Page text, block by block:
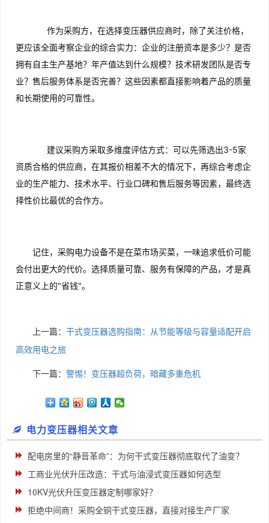
作为采购方，在选择变压器供应商时，除了关注价格，
更应该全面考察企业的综合实力：企业的注册资本是多少？是否
拥有自主生产基地？年产值达到什么规模？技术研发团队是否专
业？售后服务体系是否完善？这些因素都直接影响着产品的质量
和长期使用的可靠性。
建议采购方采取多维度评估方式：可以先筛选出3-5家
资质合格的供应商，在其报价相差不大的情况下，再综合考虑企
业的生产能力、技术水平、行业口碑和售后服务等因素，最终选
择性价比最优的合作方。
记住，采购电力设备不是在菜市场买菜，一味追求低价可能
会付出更大的代价。选择质量可靠、服务有保障的产品，才是真
正意义上的"省钱"。
上一篇： 干式变压器选购指南：从节能等级与容量适配开启
高效用电之旅
下一篇： 警惕！变压器超负荷，暗藏多重危机
电力变压器相关文章
配电房里的“静音革命”：为何干式变压器彻底取代了油变？
工商业光伏升压改造：干式与油浸式变压器如何选型
10KV光伏升压变压器定制哪家好？
拒绝中间商！采购全铜干式变压器，直接对接生产厂家